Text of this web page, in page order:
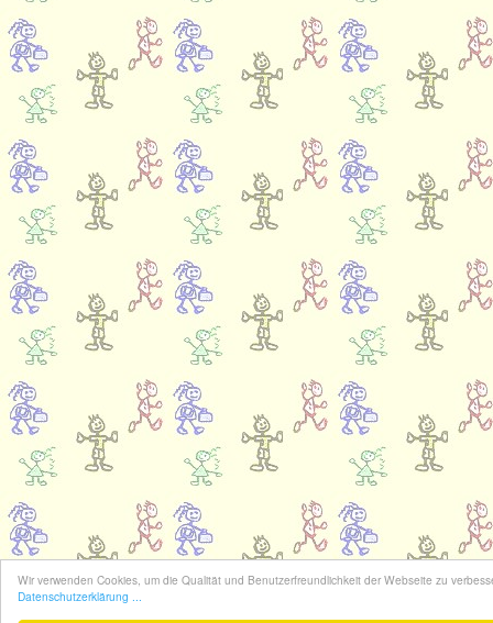
Wir verwenden Cookies, um die Qualität und Benutzerfreundlichkeit der Webseite zu
Datenschutzerklärung ...